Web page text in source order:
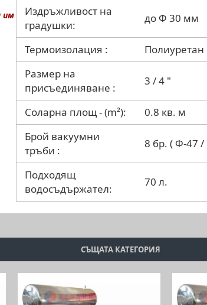
им
Издръжливост на
градушки:
до Ф 30 мм
Термоизолация :
Размер на
присъединяване :
3 / 4 "
Соларна площ - (m²):
0.8 кв. м
Брой вакуумни
тръби :
8 бр. ( Ф-47 /
Подходящ
водосъдържател:
70 л.
СЪЩАТА КАТЕГОРИЯ